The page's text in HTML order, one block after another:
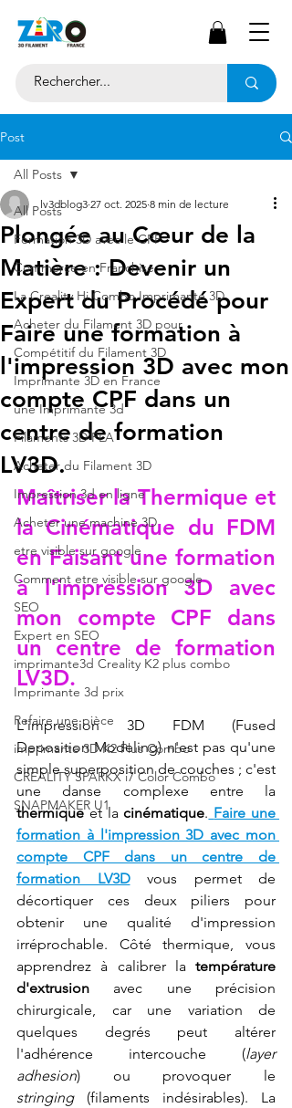
Post
All Posts
Formation 3D avec le CPF
Commerce en Franchise
La Creality Hi Combo Imprimante 3D
Acheter du Filament 3D pour
Compétitif du Filament 3D
Imprimante 3D en France
une Imprimante 3d
Filaments 3D PLA
Acheter du Filament 3D
Impression 3d en ligne
Acheter une machine 3D
etre visible sur google
Comment etre visible sur google
SEO
Expert en SEO
imprimante3d Creality K2 plus combo
Imprimante 3d prix
Refaire une pièce
imprimante 3D K2 Plus Combo
CREALITY SPARKX i7 Color Combo
SNAPMAKER U1
All Posts
Plongée au Cœur de la
Matière : Devenir un
Expert du Procédé pour
Faire une formation à
l'impression 3D avec mon
compte CPF dans un
centre de formation
LV3D.
lv3dblog3 27 oct. 2025 8 min de lecture
Maîtriser la Thermique et
la Cinématique du FDM
en Faisant une formation
à l'impression 3D avec
mon compte CPF dans
un centre de formation
LV3D.
L'impression 3D FDM (Fused
Deposition Modeling) n'est pas qu'une
simple superposition de couches ; c'est
thermique et la cinématique. Faire une
formation à l'impression 3D avec mon
compte CPF dans un centre de
formation LV3D vous permet de
décortiquer ces deux piliers pour
obtenir une qualité d'impression
irréprochable. Côté thermique, vous
apprendrez à calibrer la température
d'extrusion avec une précision
chirurgicale, car une variation de
quelques degrés peut altérer
l'adhérence intercouche (layer
adhesion
stringing (filaments indésirables). La